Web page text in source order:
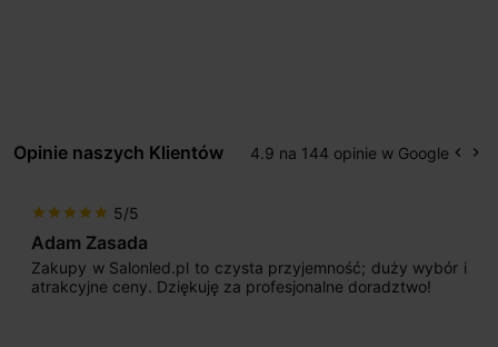
Opinie naszych Klientów 4.9 na 144 opinie w Google keyboard_arrow_left keyboard_arrow_right
wybór i
star starstar
Max777
Jestem bardzo zadowolony. Przede
początku uderzyło mnie profesjonalne